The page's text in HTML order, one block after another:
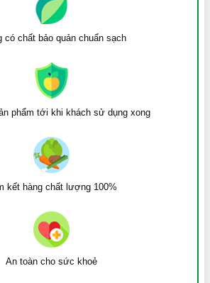
có chất bảo quản chuẩn sạch
phẩm tới khi khách sử dụng xong
kết hàng chất lượng 100%
An toàn cho sức khoẻ